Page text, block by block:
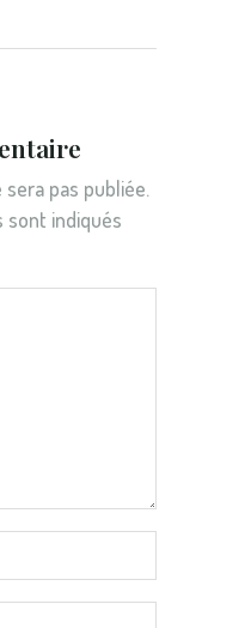
pas publiée.
sont indiqués